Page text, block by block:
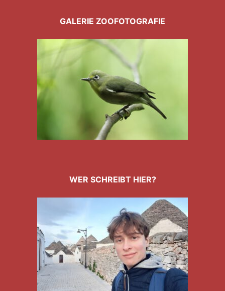
GALERIE ZOOFOTOGRAFIE
WER SCHREIBT HIER?